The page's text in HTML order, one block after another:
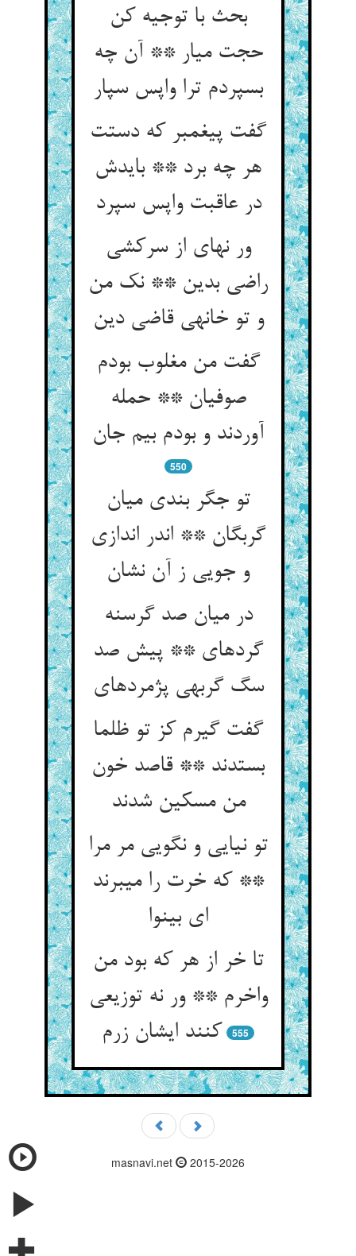
بحث با توجیه کن
حجت میار ** آن چه
بسپردم ترا واپس سپار
گفت پیغمبر که دستت
هر چه برد ** بایدش
در عاقبت واپس سپرد
ور نه‏ای از سرکشی
راضی بدین ** نک من
و تو خانه‏ی قاضی دین‏
گفت من مغلوب بودم
صوفیان ** حمله
آوردند و بودم بیم جان‏
550
تو جگر بندی میان
گربگان ** اندر اندازی
و جویی ز آن نشان‏
در میان صد گرسنه
گرده‏ای ** پیش صد
سگ گربه‏ی پژمرده‏ای‏
گفت گیرم کز تو ظلما
بستدند ** قاصد خون
من مسکین شدند
تو نیایی و نگویی مر مرا
** که خرت را می‏برند
ای بی‏نوا
تا خر از هر که بود من
واخرم ** ور نه توزیعی
کنند ایشان زرم‏
555
masnavi.net 2015-2026